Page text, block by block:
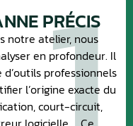
PRÉCIS
notre atelier, nous
en profondeur. Il
professionnels
l’origine exacte du
court-circuit,